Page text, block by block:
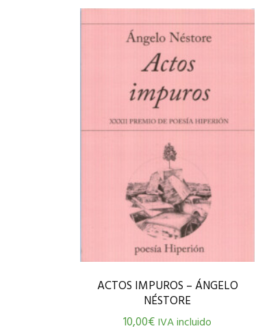
ACTOS IMPUROS – ÁNGELO
NÉSTORE
10,00€IVA incluido